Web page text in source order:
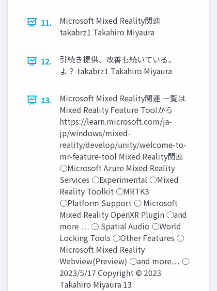
11.
Microsoft Mixed Reality関連
takabrz1 Takahiro Miyaura
12.
引続き提供、改善も続いている。
よ？ takabrz1 Takahiro Miyaura
13.
Microsoft Mixed Reality関連 一覧は
Mixed Reality Feature Toolから
https://learn.microsoft.com/ja-
jp/windows/mixed-
reality/develop/unity/welcome-to-
mr-feature-tool Mixed Reality関連
○Microsoft Azure Mixed Reality
Services ○Experimental ○Mixed
Reality Toolkit ○MRTK3
○Platform Support ○ Microsoft
Mixed Reality OpenXR Plugin ○and
more … ○ Spatial Audio ○World
Locking Tools ○Other Features ○
Microsoft Mixed Reality
Webview(Preview) ○and more… ○
2023/5/17 Copyright © 2023
Takahiro Miyaura 13